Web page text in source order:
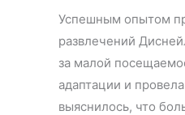
Успешным опытом
развлечений
за малой
адаптации и
выяснилось, что